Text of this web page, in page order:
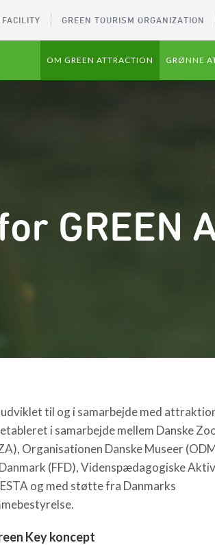
GREEN TOURISM ORGANIZATION
OM GREEN ATTRACTION GRØNNE
GREEN
til og i samarbejde med
i samarbejde mellem Danske
Organisationen Danske Museer
(FFD), Videnspædagogiske
og med støtte fra Danmarks
Key koncept